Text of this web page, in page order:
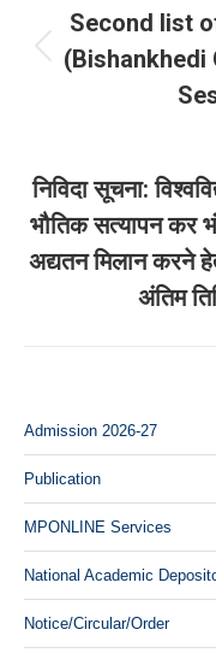
navigation
Second list
निविदा सूचना:
भौतिक सत्‍यापन कर
अद्यतन मिलान करने
अंतिम
Admission 2026-27
Publication
MPONLINE Services
National Academic
Notice/Circular/Order